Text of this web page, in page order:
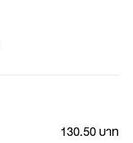
130.50 บาท